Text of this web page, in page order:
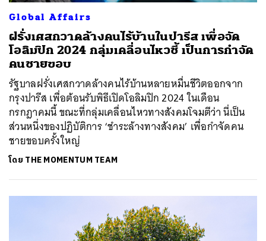
Global Affairs
ฝรั่งเศสกวาดล้างคนไร้บ้านในปารีส เพื่อจัด
โอลิมปิก 2024 กลุ่มเคลื่อนไหวชี้ เป็นการกำจัด
คนชายขอบ
รัฐบาลฝรั่งเศสกวาดล้างคนไร้บ้านหลายหมื่นชีวิตออกจาก
กรุงปารีส เพื่อต้อนรับพิธีเปิดโอลิมปิก 2024 ในเดือน
กรกฎาคมนี้ ขณะที่กลุ่มเคลื่อนไหวทางสังคมโจมตีว่า นี่เป็น
ส่วนหนึ่งของปฏิบัติการ ‘ชำระล้างทางสังคม’ เพื่อกำจัดคน
ชายขอบครั้งใหญ่
โดย THE MOMENTUM TEAM